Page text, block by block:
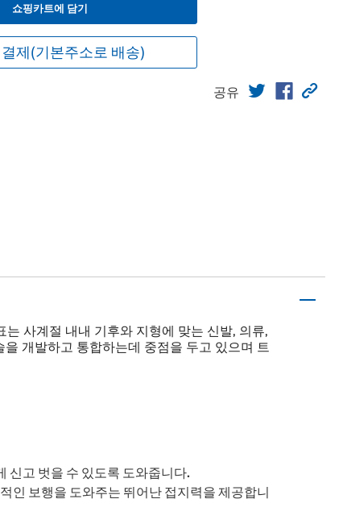
쇼핑카트에 담기
제(기본주소로 배송)
공유
사계절 내내 기후와 지형에 맞는 신발, 의류,
개발하고 통합하는데 중점을 두고 있으며 트
신고 벗을 수 있도록 도와줍니다.
인 보행을 도와주는 뛰어난 접지력을 제공합니